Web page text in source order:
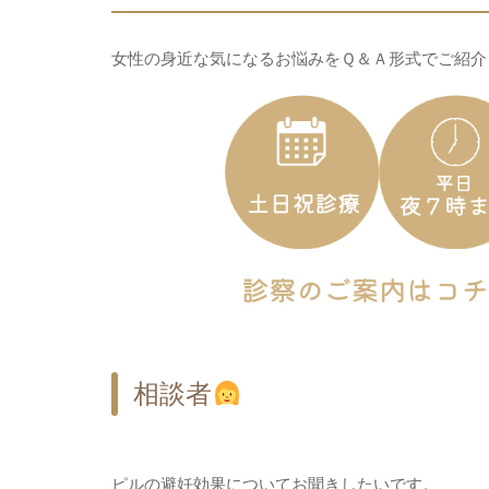
女性の身近な気になるお悩みをＱ＆Ａ形式でご紹
相談者
ピルの避妊効果についてお聞きしたいです。